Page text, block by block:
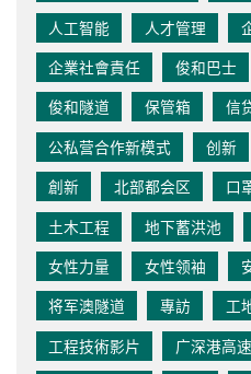
人工智能
人才管理
企業社會責任
俊和巴士
俊和隧道
保管箱 信
公私营合作新模式
创新
創新
北部都会区 口
土木工程
地下蓄洪池
女性力量
女性领袖
将军澳隧道
專訪 工
工程技術影片
广深港高